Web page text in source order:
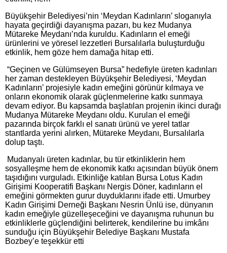
Büyükşehir Belediyesi’nin ‘Meydan Kadınların’ sloganıyla
hayata geçirdiği dayanışma pazarı, bu kez Mudanya
Mütareke Meydanı’nda kuruldu. Kadınların el emeği
ürünlerini ve yöresel lezzetleri Bursalılarla buluşturduğu
etkinlik, hem göze hem damağa hitap etti.
“Geçinen ve Gülümseyen Bursa” hedefiyle üreten kadınları
her zaman destekleyen Büyükşehir Belediyesi, ‘Meydan
Kadınların’ projesiyle kadın emeğini görünür kılmaya ve
onların ekonomik olarak güçlenmelerine katkı sunmaya
devam ediyor. Bu kapsamda başlatılan projenin ikinci durağı
Mudanya Mütareke Meydanı oldu. Kurulan el emeği
pazarında birçok farklı el sanatı ürünü ve yerel tatlar
stantlarda yerini alırken, Mütareke Meydanı, Bursalılarla
dolup taştı.
Mudanyalı üreten kadınlar, bu tür etkinliklerin hem
sosyalleşme hem de ekonomik katkı açısından büyük önem
taşıdığını vurguladı. Etkinliğe katılan Bursa Lotus Kadın
Girişimi Kooperatifi Başkanı Nergis Döner, kadınların el
emeğini görmekten gurur duyduklarını ifade etti. Umurbey
Kadın Girişimi Derneği Başkanı Nesrin Ünlü ise, dünyanın
kadın emeğiyle güzelleşeceğini ve dayanışma ruhunun bu
etkinliklerle güçlendiğini belirterek, kendilerine bu imkânı
sunduğu için Büyükşehir Belediye Başkanı Mustafa
Bozbey’e teşekkür etti